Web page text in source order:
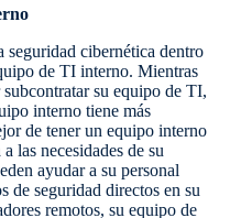
cibernética dentro
de TI interno. Mientras
su equipo de TI,
interno tiene más
de tener un equipo interno
las necesidades de su
ayudar a su personal
de seguridad directos en su
remotos, su equipo de